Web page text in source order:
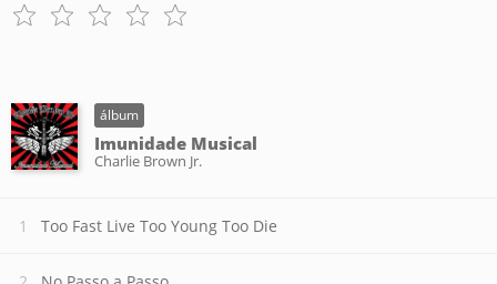
álbum
Imunidade Musical
Charlie Brown Jr.
Too Fast Live Too Young Too Die